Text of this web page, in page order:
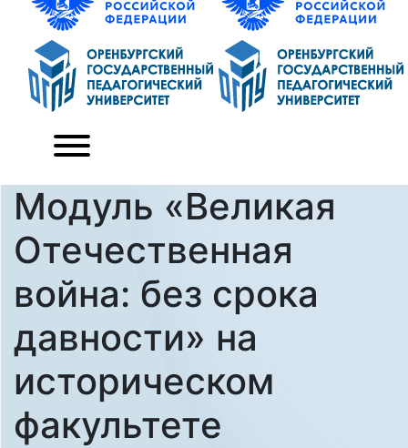
Модуль «Великая
Отечественная
война: без срока
давности» на
историческом
факультете